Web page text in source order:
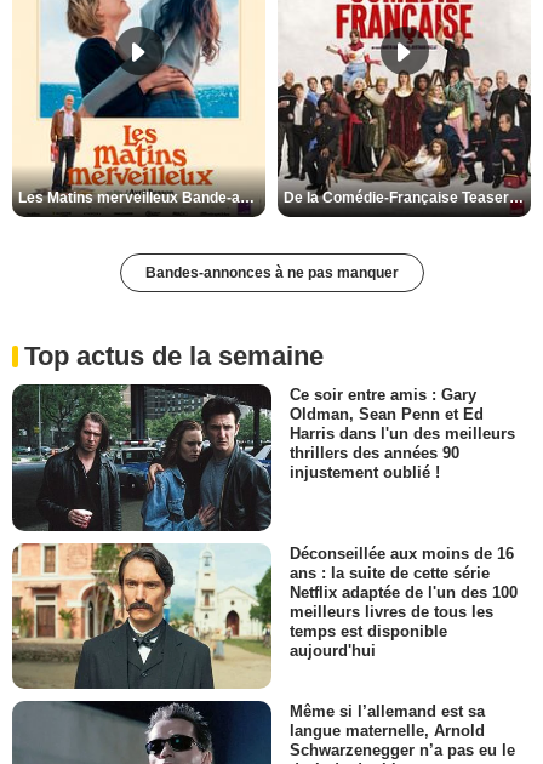
Les Matins merveilleux Bande-annonce VF De la Comédie-Française Teaser VF
Bandes-annonces à ne pas manquer
Top actus de la semaine
Ce soir entre amis : Gary
Oldman, Sean Penn et Ed
Harris dans l'un des meilleurs
thrillers des années 90
injustement oublié !
Déconseillée aux moins de 16
ans : la suite de cette série
Netflix adaptée de l'un des 100
meilleurs livres de tous les
temps est disponible
aujourd'hui
Même si l’allemand est sa
langue maternelle, Arnold
Schwarzenegger n’a pas eu le